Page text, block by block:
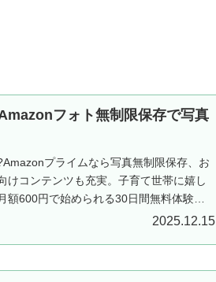
フォト無制限保存で写真
プライムなら写真無制限保存、お
けコンテンツも充実。子育て世帯に嬉し
額600円で始められる30日間無料体験実
2025.12.15